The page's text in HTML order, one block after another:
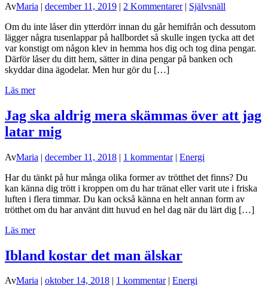
AvMaria | december 11, 2019 | 2 Kommentarer| Självsnäll
Om du inte låser din ytterdörr innan du går hemifrån och dessutom
lägger några tusenlappar på hallbordet så skulle ingen tycka att det
var konstigt om någon klev in hemma hos dig och tog dina pengar.
Därför låser du ditt hem, sätter in dina pengar på banken och
skyddar dina ägodelar. Men hur gör du […]
Läs mer
Jag ska aldrig mera skämmas över att jag
latar mig
AvMaria | december 11, 2018 | 1 kommentar| Energi
Har du tänkt på hur många olika former av trötthet det finns? Du
kan känna dig trött i kroppen om du har tränat eller varit ute i friska
luften i flera timmar. Du kan också känna en helt annan form av
trötthet om du har använt ditt huvud en hel dag när du lärt dig […]
Läs mer
Ibland kostar det man älskar
AvMaria | oktober 14, 2018 | 1 kommentar| Energi